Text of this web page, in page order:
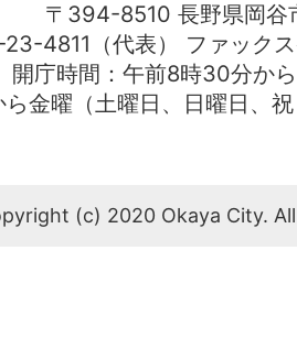
〒394-8510 長野県岡谷
23-4811（代表） ファッ
開庁時間：午前8時30分か
金曜（土曜日、日曜日、
(c) 2020 Okaya City.